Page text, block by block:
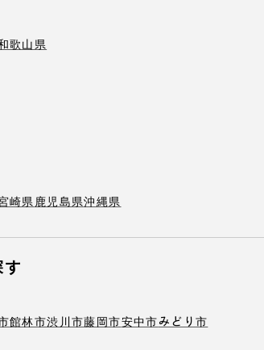
歌山県
崎県鹿児島県沖縄県
館林市渋川市藤岡市安中市みどり市